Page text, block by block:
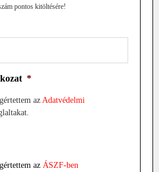
pontos kitöltésére!
*
az Adatvédelmi
az ÁSZF-ben